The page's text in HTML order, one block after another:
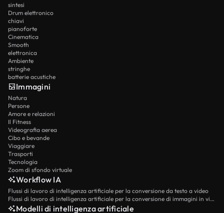
sintesi
Drum elettronico
chiavi
pianoforte
Cinematica
Smooth
elettronica
Ambiente
stringhe
batterie acustiche
Immagini
Natura
Persone
Amore e relazioni
Il Fitness
Videografia aerea
Cibo e bevande
Viaggiare
Trasporti
Tecnologia
Zoom di sfondo virtuale
Workflow IA
Flussi di lavoro di intelligenza artificiale per la conversione da testo a video
Flussi di lavoro di intelligenza artificiale per la conversione di immagini in video
Modelli di intelligenza artificiale